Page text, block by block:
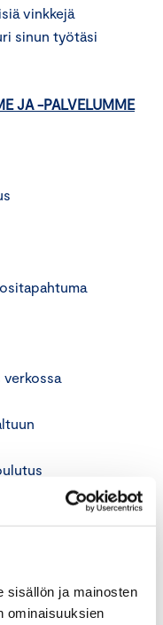
sisällön ja mainosten
ominaisuuksien
vinkkejä
sinun työtäsi
JA -PALVELUMME
verkossa